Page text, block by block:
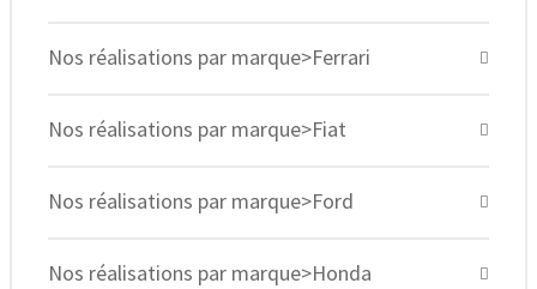
Nos réalisations par marque>Ferrari
Nos réalisations par marque>Fiat
Nos réalisations par marque>Ford
Nos réalisations par marque>Honda